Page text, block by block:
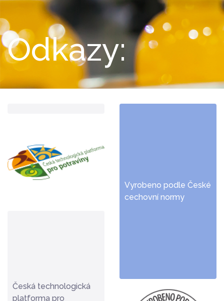
Odkazy:
Česká technologická
platforma pro
Vyrobeno podle České
cechovní normy